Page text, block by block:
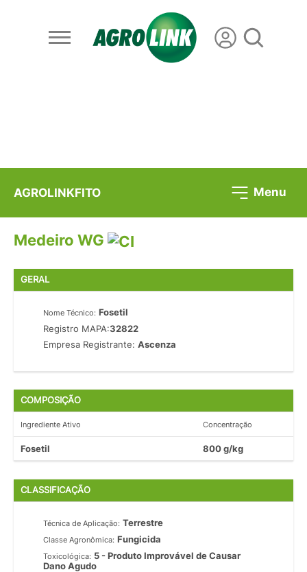
AGROLINKFITO Menu
Medeiro WG
GERAL
Nome Técnico: Fosetil
Registro MAPA:32822
Empresa Registrante:Ascenza
COMPOSIÇÃO
Ingrediente Ativo Concentração
Fosetil 800 g/kg
CLASSIFICAÇÃO
Técnica de Aplicação: Terrestre
Classe Agronômica: Fungicida
Toxicológica: 5 - Produto Improvável de Causar
Dano Agudo